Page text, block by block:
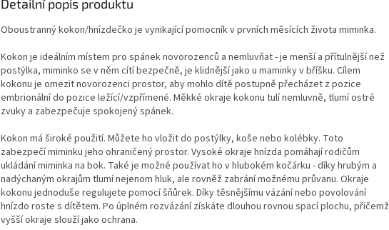
Detailní popis produktu
Oboustranný kokon/hnízdečko je vynikající pomocník v prvních měsících života miminka.
Kokon je ideálním místem pro spánek novorozenců a nemluvňat - je menší a přítulnější než
postýlka, miminko se v něm cítí bezpečně, je klidnější jako u maminky v bříšku. Cílem
kokonu je omezit novorozenci prostor, aby mohlo dítě postupně přecházet z pozice
embrionální do pozice ležící/vzpřímené. Měkké okraje kokonu tulí nemluvně, tlumí ostré
zvuky a zabezpečuje spokojený spánek.
Kokon má široké použití. Můžete ho vložit do postýlky, koše nebo kolébky. Toto
zabezpečí miminku jeho ohraničený prostor. Vysoké okraje hnízda pomáhají rodičům
ukládání miminka na bok. Také je možné používat ho v hlubokém kočárku - díky hrubým a
nadýchaným okrajům tlumí nejenom hluk, ale rovněž zabrání možnému průvanu. Okraje
kokonu jednoduše regulujete pomocí šňůrek. Díky těsnějšímu vázání nebo povolování
hnízdo roste s dítětem. Po úplném rozvázání získáte dlouhou rovnou spací plochu, přičemž
vyšší okraje slouží jako ochrana.